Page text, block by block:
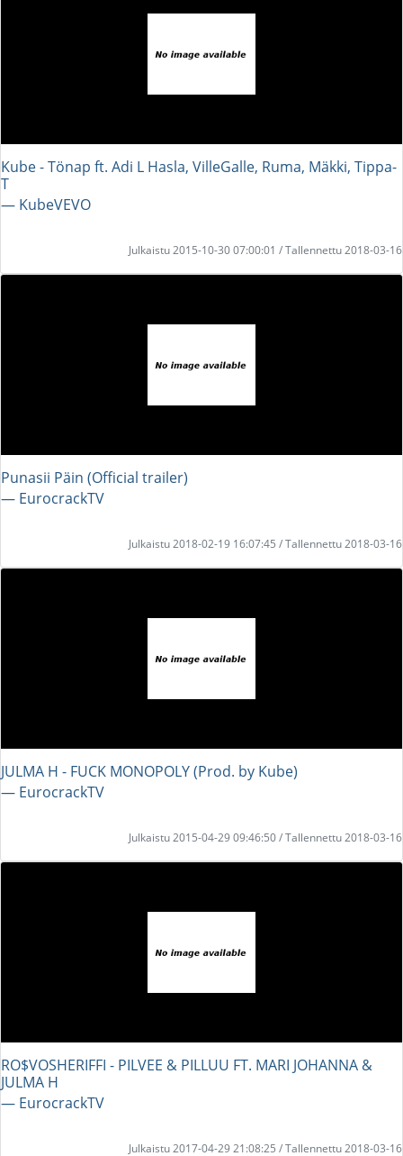
Kube - Tönap ft. Adi L Hasla, VilleGalle, Ruma, Mäkki, Tippa-
T
― KubeVEVO
Julkaistu 2015-10-30 07:00:01 / Tallennettu 2018-03-16
Punasii Päin (Official trailer)
― EurocrackTV
Julkaistu 2018-02-19 16:07:45 / Tallennettu 2018-03-16
JULMA H - FUCK MONOPOLY (Prod. by Kube)
― EurocrackTV
Julkaistu 2015-04-29 09:46:50 / Tallennettu 2018-03-16
RO$VOSHERIFFI - PILVEE & PILLUU FT. MARI JOHANNA &
JULMA H
― EurocrackTV
Julkaistu 2017-04-29 21:08:25 / Tallennettu 2018-03-16